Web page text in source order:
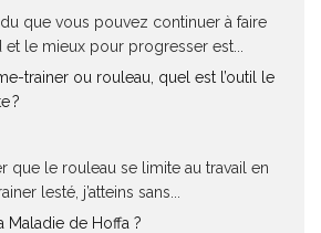
que vous pouvez continuer à faire
le mieux pour progresser est...
trainer ou rouleau, quel est l’outil le
?
que le rouleau se limite au travail en
lesté, j’atteins sans...
Maladie de Hoffa ?